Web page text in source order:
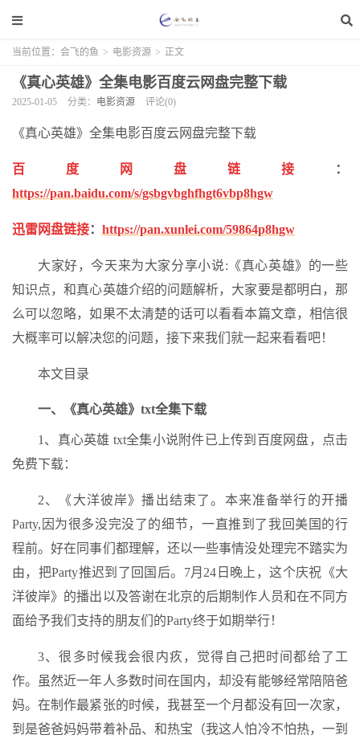
当前位置： 会飞的鱼 > 电影资源 > 正文
《真心英雄》全集电影百度云网盘完整下载
2025-01-05 分类： 电影资源 评论(0)
《真心英雄》全集电影百度云网盘完整下载
百度网盘链接
：
https://pan.baidu.com/s/gsbgvbghfhgt6vbp8hgw
迅雷网盘链接： https://pan.xunlei.com/59864p8hgw
大家好，今天来为大家分享小说:《真心英雄》的一些
知识点，和真心英雄介绍的问题解析，大家要是都明白，那
么可以忽略，如果不太清楚的话可以看看本篇文章，相信很
大概率可以解决您的问题，接下来我们就一起来看看吧！
本文目录
一、《真心英雄》txt全集下载
1、真心英雄 txt全集小说附件已上传到百度网盘，点击
免费下载：
2、《大洋彼岸》播出结束了。本来准备举行的开播
Party,因为很多没完没了的细节，一直推到了我回美国的行
程前。好在同事们都理解，还以一些事情没处理完不踏实为
由，把Party推迟到了回国后。7月24日晚上，这个庆祝《大
洋彼岸》的播出以及答谢在北京的后期制作人员和在不同方
面给予我们支持的朋友们的Party终于如期举行！
3、很多时候我会很内疚，觉得自己把时间都给了工
作。虽然近一年人多数时间在国内，却没有能够经常陪陪爸
妈。在制作最紧张的时候，我甚至一个月都没有回一次家，
到是爸爸妈妈带着补品、和热宝（我这人怕冷不怕热，一到